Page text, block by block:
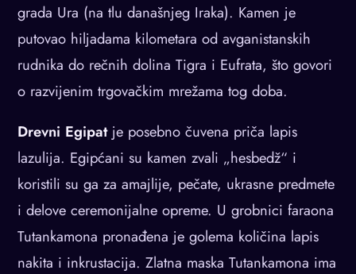
grada Ura (na tlu današnjeg Iraka). Kamen je
putovao hiljadama kilometara od avganistanskih
rudnika do rečnih dolina Tigra i Eufrata, što govori
o razvijenim trgovačkim mrežama tog doba.
Drevni Egipatje posebno čuvena priča lapis
lazulija. Egipćani su kamen zvali „hesbedž“ i
koristili su ga za amajlije, pečate, ukrasne predmete
i delove ceremonijalne opreme. U grobnici faraona
Tutankamona pronađena je golema količina lapis
nakita i inkrustacija. Zlatna maska Tutankamona ima